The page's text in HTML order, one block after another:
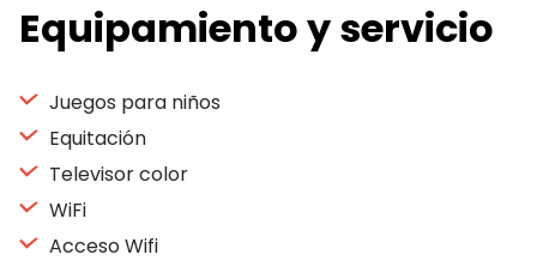
Equipamiento y servicio
Juegos para niños
Equitación
Televisor color
WiFi
Acceso Wifi